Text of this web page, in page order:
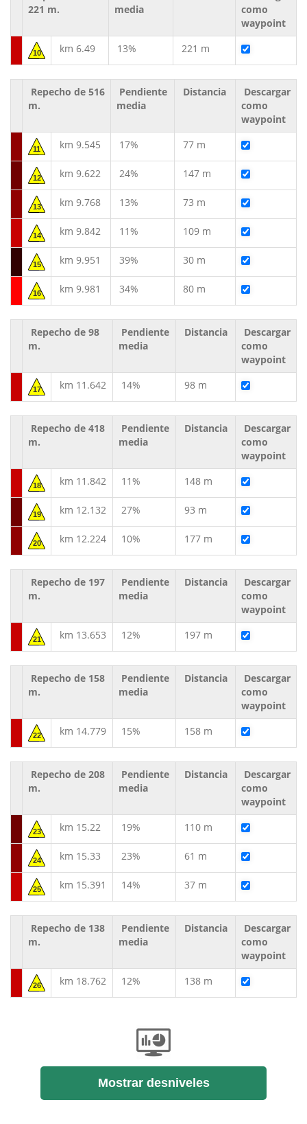
221 m.
media
como
waypoint
10 km 6.49 13% 221 m
Repecho de 516
m.
Pendiente
media
Distancia
Descargar
como
waypoint
11 km 9.545 17% 77 m
12 km 9.622 24% 147 m
13 km 9.768 13% 73 m
14 km 9.842 11% 109 m
15 km 9.951 39% 30 m
16 km 9.981 34% 80 m
Repecho de 98
m.
Pendiente
media
Distancia
Descargar
como
waypoint
17 km 11.642 14% 98 m
Repecho de 418
m.
Pendiente
media
Distancia
Descargar
como
waypoint
18 km 11.842 11% 148 m
19 km 12.132 27% 93 m
20 km 12.224 10% 177 m
Repecho de 197
m.
Pendiente
media
Distancia
Descargar
como
waypoint
21 km 13.653 12% 197 m
Repecho de 158
m.
Pendiente
media
Distancia
Descargar
como
waypoint
22 km 14.779 15% 158 m
Repecho de 208
m.
Pendiente
media
Distancia
Descargar
como
waypoint
23 km 15.22 19% 110 m
24 km 15.33 23% 61 m
25 km 15.391 14% 37 m
Repecho de 138
m.
Pendiente
media
Distancia
Descargar
como
waypoint
26 km 18.762 12% 138 m
Mostrar desniveles